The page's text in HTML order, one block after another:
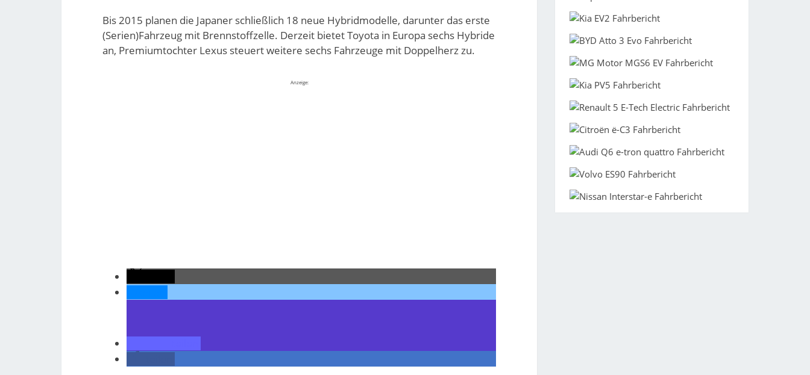
Bis 2015 planen die Japaner schließlich 18 neue Hybridmodelle, darunter das erste
(Serien)Fahrzeug mit Brennstoffzelle. Derzeit bietet Toyota in Europa sechs Hybride
an, Premiumtochter Lexus steuert weitere sechs Fahrzeuge mit Doppelherz zu.
Anzeige: